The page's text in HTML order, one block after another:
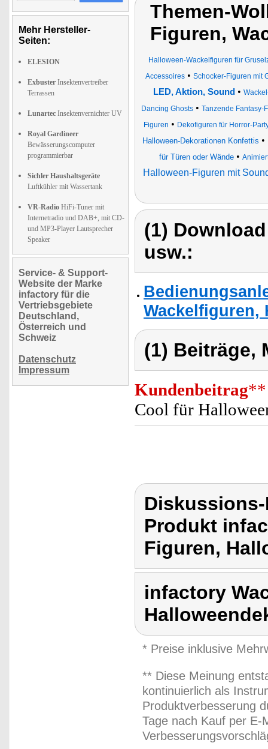
Mehr Hersteller-
Seiten:
ELESION
Exbuster Insektenvertreiber
Terrassen
Lunartec Insektenvernichter UV
Royal Gardineer
Bewässerungscomputer
programmierbar
Sichler Haushaltsgeräte
Luftkühler mit Wassertank
VR-Radio HiFi-Tuner mit
Internetradio und DAB+, mit CD-
und MP3-Player Lautsprecher
Speaker
Service- & Support-
Website der Marke
infactory für die
Vertriebsgebiete
Deutschland,
Österreich und
Schweiz
Datenschutz
Impressum
Themen-
Figuren,
Halloween-Wackelfiguren für
Accessoires • Schocker-Figuren mit
LED, Aktion, Sound •
Dancing Ghosts • Tanzende Fantasy-
Figuren • Dekofiguren für Horror-
Halloween-Dekorationen Konfettis •
für Türen oder Wände •
Halloween-Figuren mit
(1)
usw.:
Wackelfiguren,
(1) Beiträge,
Kundenbeitrag**
Cool für
Produkt
Figuren,
infactory
* Preise inklusive
** Diese Meinung
kontinuierlich als
Produktverbesserung
Tage nach Kauf per E-